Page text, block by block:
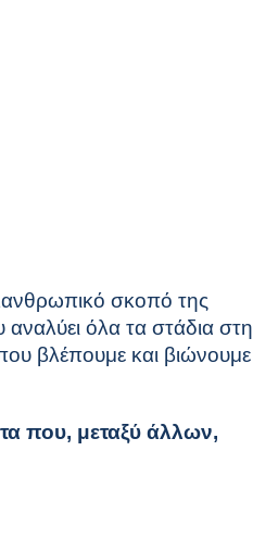
σκοπό της
όλα τα στάδια στη
βλέπουμε και βιώνουμε
που, μεταξύ άλλων,